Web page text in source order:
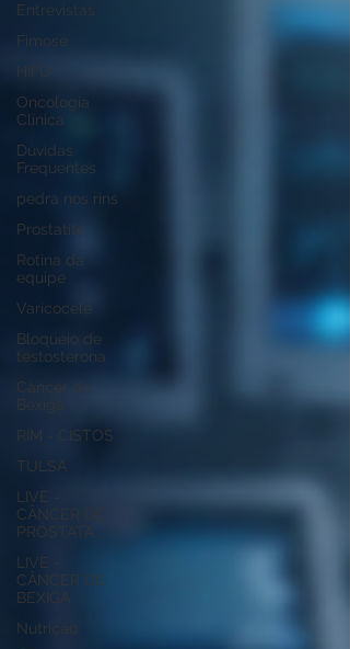
Entrevistas
Fimose
HIFU
Oncologia
Clínica
Dúvidas
Frequentes
pedra nos rins
Prostatite
Rotina da
equipe
Varicocele
Bloqueio de
testosterona
Câncer de
Bexiga
RIM - CISTOS
TULSA
LIVE -
CÂNCER DE
PRÓSTATA
LIVE -
CÂNCER DE
BEXIGA
Nutrição